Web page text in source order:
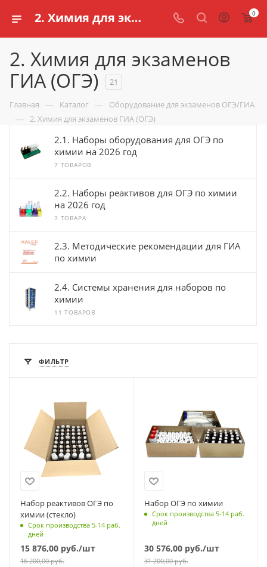
2. Химия для экзаменов ГИА (ОГЭ) | Интернет магазин schools.ru 0
2. Химия для экзаменов
ГИА (ОГЭ)
21
Главная — Каталог — Оборудование для экзаменов ОГЭ/ГИА
— 2. Химия для экзаменов ГИА (ОГЭ)
2.1. Наборы оборудования для ОГЭ по
химии на 2026 год
7 ТОВАРОВ
2.2. Наборы реактивов для ОГЭ по химии
на 2026 год
3 ТОВАРА
2.3. Методические рекомендации для ГИА
по химии
2.4. Системы хранения для наборов по
химии
11 ТОВАРОВ
ФИЛЬТР
Набор реактивов ОГЭ по
химии (стекло)
Срок производства 5-14 раб.
дней
15 876,00 руб./шт
16 200,00руб.
Набор ОГЭ по химии
Срок производства 5-14 раб.
дней
30 576,00 руб./шт
31 200,00руб.